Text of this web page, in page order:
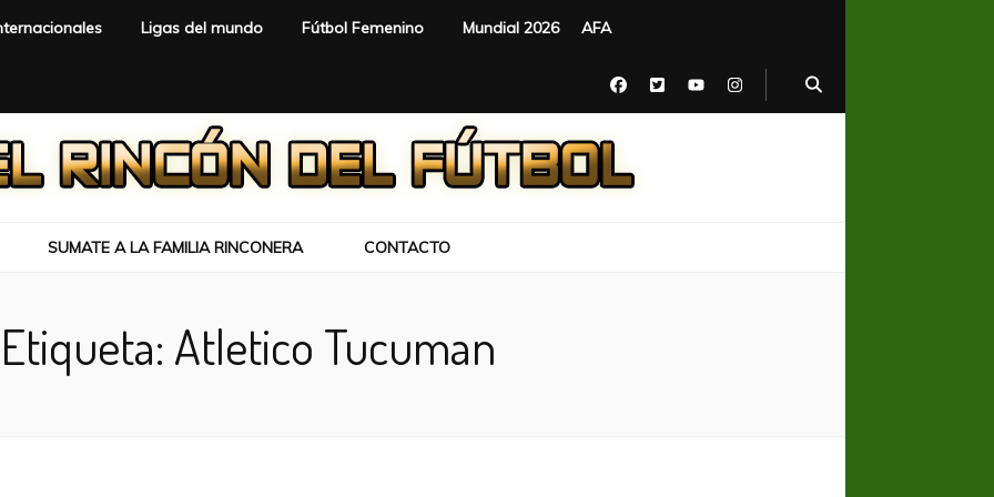
Ligas del mundo Fútbol Femenino Mundial 2026 AFA
SUMATE A LA FAMILIA RINCONERA CONTACTO
Etiqueta: Atletico Tucuman